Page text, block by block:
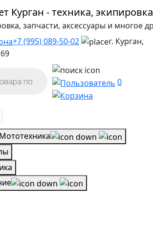
запчасти, аксессуары и многое
+7 (995) 089-50-02
г. Курган,
0
Мототехника